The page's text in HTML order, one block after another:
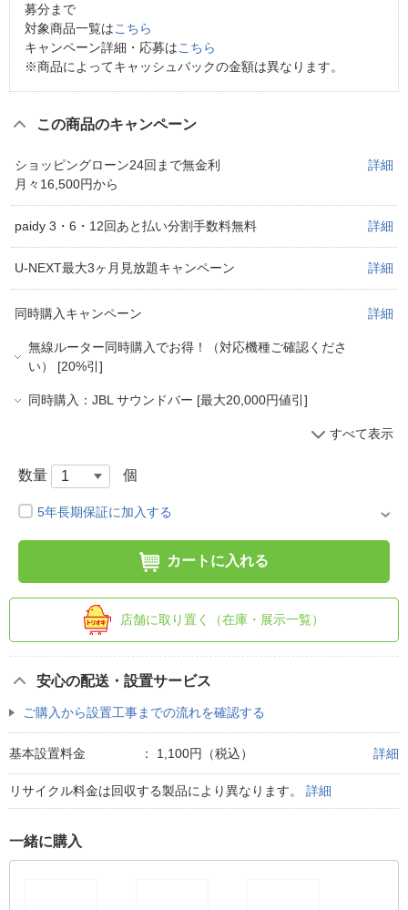
募分まで
対象商品一覧はこちら
キャンペーン詳細・応募はこちら
※商品によってキャッシュバックの金額は異なります。
この商品のキャンペーン
ショッピングローン24回まで無金利
月々16,500円から
詳細
paidy 3・6・12回あと払い分割手数料無料 詳細
U-NEXT最大3ヶ月見放題キャンペーン 詳細
同時購入キャンペーン 詳細
無線ルーター同時購入でお得！（対応機種ご確認くださ
い） [20%引]
同時購入：JBL サウンドバー [最大20,000円値引]
すべて表示
数量 個
5年長期保証に加入する
カートに入れる
店舗に取り置く（在庫・展示一覧）
安心の配送・設置サービス
ご購入から設置工事までの流れを確認する
基本設置料金 ： 1,100円（税込） 詳細
リサイクル料金は回収する製品により異なります。 詳細
一緒に購入